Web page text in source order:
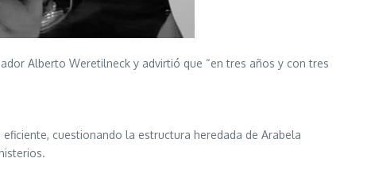
Alberto Weretilneck y advirtió que “en tres años y con tres
cuestionando la estructura heredada de Arabela